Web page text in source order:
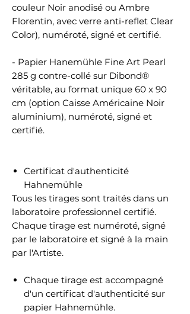
couleur Noir anodisé ou Ambre
Florentin, avec verre anti-reflet Clear
Color), numéroté, signé et certifié.
- Papier Hanemühle Fine Art Pearl
285 g contre-collé sur Dibond®
véritable, au format unique 60 x 90
cm (option Caisse Américaine Noir
aluminium), numéroté, signé et
certifié.
Certificat d'authenticité
Hahnemühle
Tous les tirages sont traités dans un
laboratoire professionnel certifié.
Chaque tirage est numéroté, signé
par le laboratoire et signé à la main
par l'Artiste.
Chaque tirage est accompagné
d'un certificat d'authenticité sur
papier Hahnemühle.